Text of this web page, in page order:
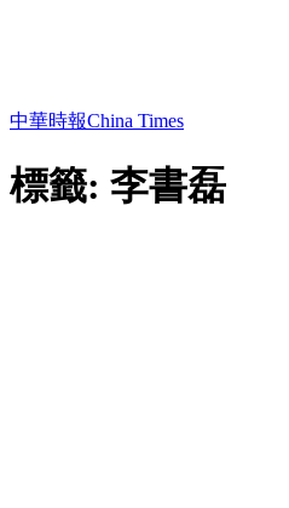
中華時報China Times
標籤: 李書磊